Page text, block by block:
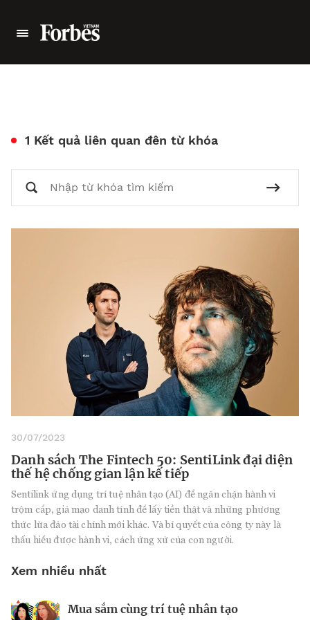
1 Kết quả liên quan đên từ khóa
30/07/2023
Danh sách The Fintech 50: SentiLink đại diện
thế hệ chống gian lận kế tiếp
Sentilink ứng dụng trí tuệ nhân tạo (AI) để ngăn chặn hành vi
trộm cắp, giả mạo danh tính để lấy tiền thật và những phương
thức lừa đảo tài chính mới khác. Và bí quyết của công ty này là
thấu hiểu được hành vi, cách ứng xử của con người.
Xem nhiều nhất
Mua sắm cùng trí tuệ nhân tạo
Nhà sáng lập 25 tuổi và tham vọng lật
Kiểm soát bất ổn và bảo vệ sức khỏe